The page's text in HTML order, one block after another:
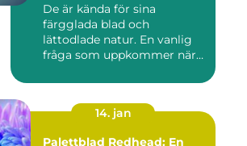
De är kända för sina
färgglada blad och
lättodlade natur. En vanlig
fråga som uppkommer när
14. jan
Palettblad Redhead: En